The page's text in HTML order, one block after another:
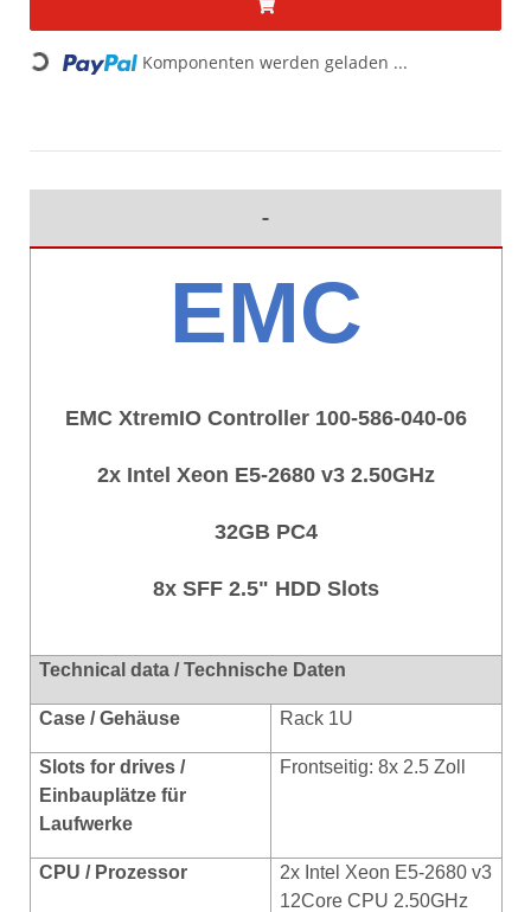
Loading... Komponenten werden geladen ...
EMC
EMC XtremIO Controller 100-586-040-06
2x Intel Xeon E5-2680 v3 2.50GHz
32GB PC4
8x SFF 2.5" HDD Slots
Technical data / Technische Daten
Case / Gehäuse Rack 1U
Slots for drives /
Einbauplätze für
Laufwerke
Frontseitig: 8x 2.5 Zoll
CPU / Prozessor
2x Intel Xeon E5-2680 v3
12Core CPU 2.50GHz